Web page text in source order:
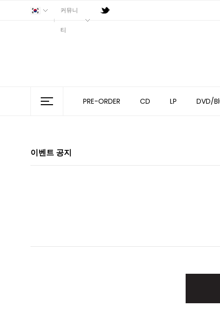
커뮤니
티
PRE-ORDER CD LP DVD/
이벤트 공지